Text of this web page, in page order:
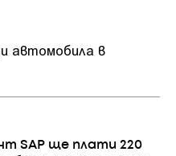
автомобила в
SAP ще плати 220